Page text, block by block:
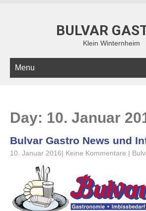
BULVAR
Klein Winternheim
Menu
Day: 10. Januar
Bulvar Gastro News und
10. Januar 2016| Keine Kommentare |